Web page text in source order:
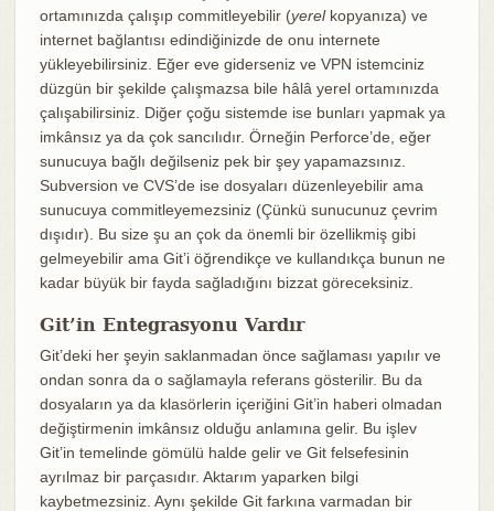
ortamınızda çalışıp commitleyebilir (yerelkopyanıza) ve
internet bağlantısı edindiğinizde de onu internete
yükleyebilirsiniz. Eğer eve giderseniz ve VPN istemciniz
düzgün bir şekilde çalışmazsa bile hâlâ yerel ortamınızda
çalışabilirsiniz. Diğer çoğu sistemde ise bunları yapmak ya
imkânsız ya da çok sancılıdır. Örneğin Perforce’de, eğer
sunucuya bağlı değilseniz pek bir şey yapamazsınız.
Subversion ve CVS’de ise dosyaları düzenleyebilir ama
sunucuya commitleyemezsiniz (Çünkü sunucunuz çevrim
dışıdır). Bu size şu an çok da önemli bir özellikmiş gibi
gelmeyebilir ama Git’i öğrendikçe ve kullandıkça bunun ne
kadar büyük bir fayda sağladığını bizzat göreceksiniz.
Git’in Entegrasyonu Vardır
Git’deki her şeyin saklanmadan önce sağlaması yapılır ve
ondan sonra da o sağlamayla referans gösterilir. Bu da
dosyaların ya da klasörlerin içeriğini Git’in haberi olmadan
değiştirmenin imkânsız olduğu anlamına gelir. Bu işlev
Git’in temelinde gömülü halde gelir ve Git felsefesinin
ayrılmaz bir parçasıdır. Aktarım yaparken bilgi
kaybetmezsiniz. Aynı şekilde Git farkına varmadan bir